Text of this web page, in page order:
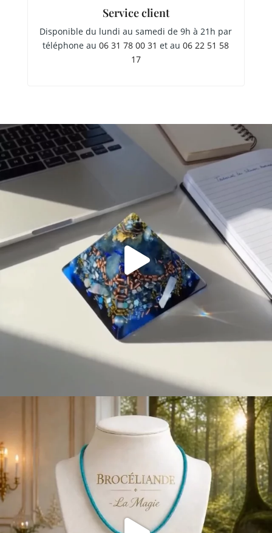
Service client
Disponible du lundi au samedi de 9h à 21h par
téléphone au06 31 78 00 31 et au06 22 51 58
17